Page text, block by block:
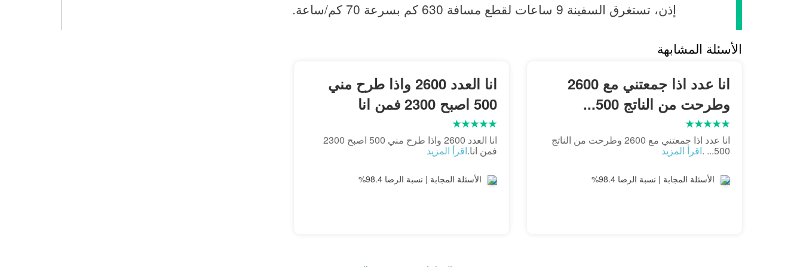
إذن، تستغرق السفينة 9 ساعات لقطع مسافة 630 كم بسرعة 70 كم/ساعة.
الأسئلة المشابهة
انا عدد اذا جمعتني مع 2600
وطرحت من الناتج 500...
انا عدد اذا جمعتني مع 2600 وطرحت من الناتج
500... . اقرأ المزيد
الأسئلة المجابة | نسبة الرضا 98.4%
انا العدد 2600 واذا طرح مني
500 اصبح 2300 فمن انا
انا العدد 2600 واذا طرح مني 500 اصبح 2300
فمن انا.اقرأ المزيد
الأسئلة المجابة | نسبة الرضا 98.4%